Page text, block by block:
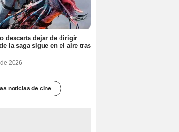
descarta dejar de dirigir
la saga sigue en el aire tras
2026
noticias de cine